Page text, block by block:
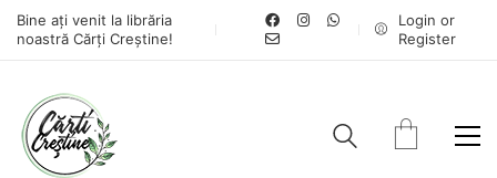
Bine ați venit la librăria
noastră Cărți Creștine!
Login or
Register